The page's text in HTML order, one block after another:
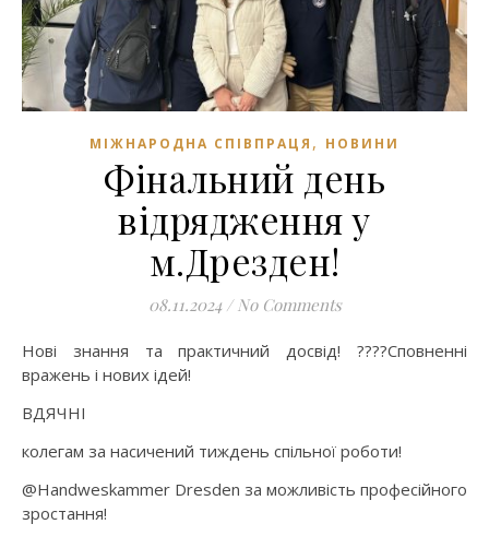
МІЖНАРОДНА СПІВПРАЦЯ , НОВИНИ
Фінальний день
відрядження у
м.Дрезден!
08.11.2024 / No Comments
Нові знання та практичний досвід! ????Сповненні
вражень і нових ідей!
ВДЯЧНІ
колегам за насичений тиждень спільної роботи!
@Handweskammer Dresden за можливість професійного
зростання!